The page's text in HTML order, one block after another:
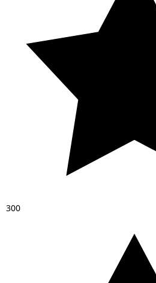
300